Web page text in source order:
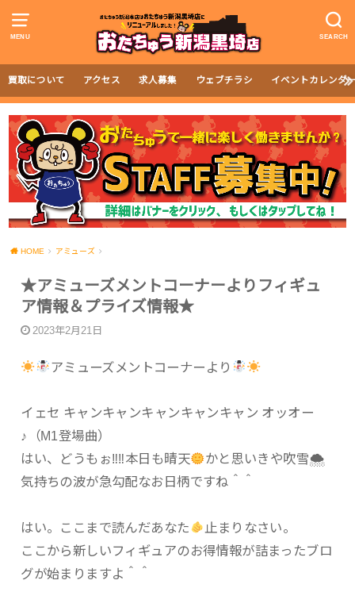
MENU SEARCH
買取について アクセス 求人募集 ウェブチラシ イベントカレンダ
HOME アミューズ
★アミューズメントコーナーよりフィギュ
ア情報＆プライズ情報★
2023年2月21日
アミューズメントコーナーより
イェセ キャンキャンキャンキャンキャン オッオー
♪（M1登場曲）
はい、どうもぉ‼︎‼︎本日も晴天
かと思いきや吹雪🌨
気持ちの波が急勾配なお日柄ですね＾＾
はい。ここまで読んだあなた
止まりなさい。
ここから新しいフィギュアのお得情報が詰まったブロ
グが始まりますよ＾＾